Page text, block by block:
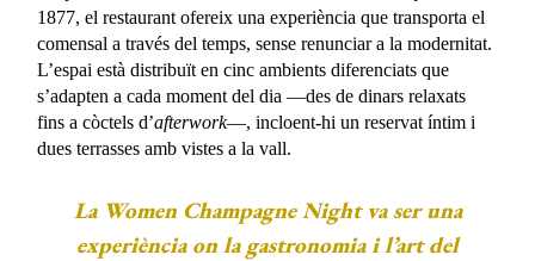
1877, el restaurant ofereix una experiència que transporta el
comensal a través deltemps, senserenunciar a la modernitat.
L’espai està distribuït en cinc ambients diferenciats que
s’adapten a cada moment del dia —des de dinars relaxats
fins a còctels d’afterwork—, incloent-hi un reservat íntim i
dues terrasses amb vistes a la vall.
La Women Champagne Nightva ser una
experiència on la gastronomia i l’art del